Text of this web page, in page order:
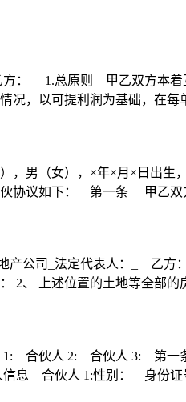
1.总原则 甲乙双方本着互
况，以可提利润为基础，在每
，男（女），×年×月×日出
伙协议如下： 第一条 甲乙双
公司_法定代表人：_ 乙方
2、 上述位置的土地等全部的
合伙人 2: 合伙人 3: 第一条
信息 合伙人 1:性别： 身份